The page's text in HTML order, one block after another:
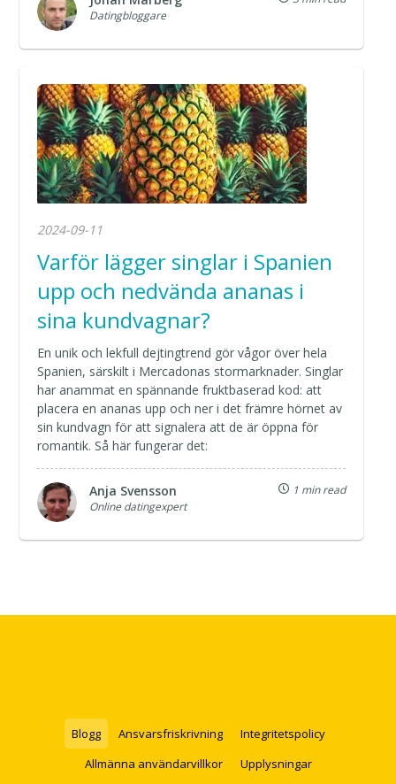
Datingbloggare
2024-09-11
Varför lägger singlar i Spanien
upp och nedvända ananas i
sina kundvagnar?
En unik och lekfull dejtingtrend gör vågor över hela
Spanien, särskilt i Mercadonas stormarknader. Singlar
har anammat en spännande fruktbaserad kod: att
placera en ananas upp och ner i det främre hörnet av
sin kundvagn för att signalera att de är öppna för
romantik. Så här fungerar det:
Anja Svensson
Online datingexpert
1 min read
Blogg Ansvarsfriskrivning
Integritetspolicy
Allmänna användarvillkor
Upplysningar